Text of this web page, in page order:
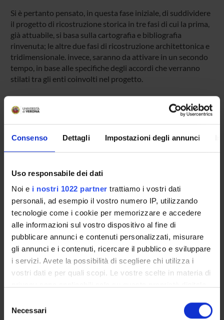
Consenso Dettagli Impostazioni degli annunci
Uso responsabile dei dati
Noi e i nostri 1022 partner trattiamo i vostri dati
personali, ad esempio il vostro numero IP, utilizzando
tecnologie come i cookie per memorizzare e accedere
alle informazioni sul vostro dispositivo al fine di
pubblicare annunci e contenuti personalizzati, misurare
gli annunci e i contenuti, ricercare il pubblico e sviluppare
i servizi. Avete la possibilità di scegliere chi utilizza i
vostri dati e per quali scopi. Le vostre scelte in materia di
modificare o revocare il proprio consenso in qualsiasi
delNecessari
Si è pertanto pensato, in questa fase iniziale, di suddividere
il progetto di ricostruzione storica in tre fasi di cui la prima,
già attuabile, si basa sulla cartografia e bibliografia
rinvenuta; le altre due fasi di ricostruzione architettonica e
tridimensionale. invece, saranno da attivare in un secondo
tempo, in base alle specifiche degli accordi che verranno
stilati tra gli enti coinvolti nel progetto.
PROJECT PARTICIPANTS
Sara Scalia
Full Professor
COLLABORATORI ESTERNI
Marco Merlo
Fondazione Brescia Musei
RESEARCH AREAS INVOLVED IN THE PROJECT
Storia dell'arte